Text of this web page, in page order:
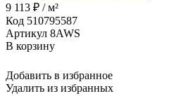
9 113 ₽ / м²
Код 510795587
Артикул 8AWS
В корзину
Добавить в избранное
Удалить из избранных